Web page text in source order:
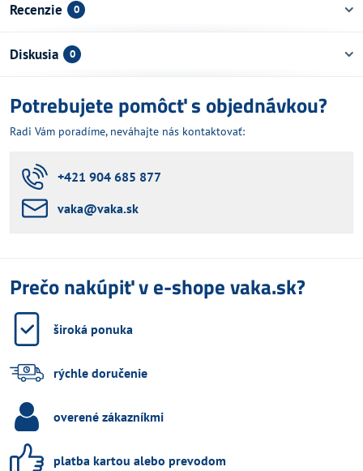
Recenzie 0
Diskusia 0
Potrebujete pomôcť s objednávkou?
Radi Vám poradíme, neváhajte nás kontaktovať:
+421 904 685 877
vaka​@vaka​.sk
Prečo nakúpiť v e-shope vaka.sk?
široká ponuka
rýchle doručenie
overené zákazníkmi
platba kartou alebo prevodom